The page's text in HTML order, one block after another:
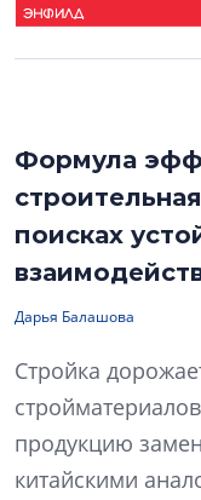
Формула
поисках
Дарья Балашова
Стройка
продукцию
китайскими